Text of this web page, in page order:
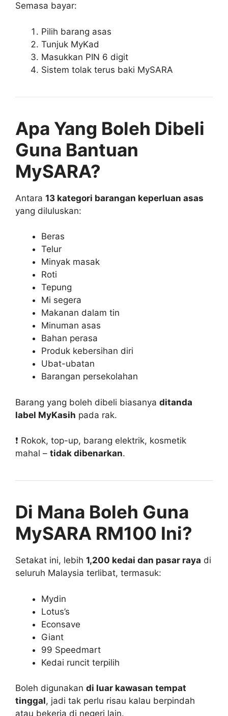
Semasa bayar:
Pilih barang asas
Tunjuk MyKad
Masukkan PIN 6 digit
Sistem tolak terus baki MySARA
Apa Yang Boleh Dibeli
Guna Bantuan
MySARA?
Antara 13 kategori barangan keperluan asas
yang diluluskan:
Beras
Telur
Minyak masak
Roti
Tepung
Mi segera
Makanan dalam tin
Minuman asas
Bahan perasa
Produk kebersihan diri
Ubat-ubatan
Barangan persekolahan
Barang yang boleh dibeli biasanya ditanda
label MyKasih pada rak.
❗ Rokok, top-up, barang elektrik, kosmetik
mahal – tidak dibenarkan.
Di Mana Boleh Guna
MySARA RM100 Ini?
Setakat ini, lebih 1,200 kedai dan pasar raya di
seluruh Malaysia terlibat, termasuk:
Mydin
Lotus’s
Econsave
Giant
99 Speedmart
Kedai runcit terpilih
Boleh digunakan di luar kawasan tempat
tinggal, jadi tak perlu risau kalau berpindah
atau bekerja di negeri lain.